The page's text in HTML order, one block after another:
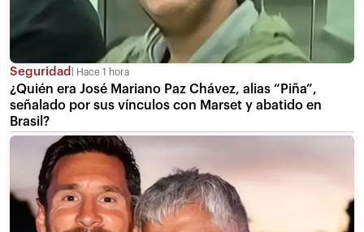
Seguridad Hace 1 hora
¿Quién era José Mariano Paz Chávez, alias “Piña”,
señalado por sus vínculos con Marset y abatido en
Brasil?